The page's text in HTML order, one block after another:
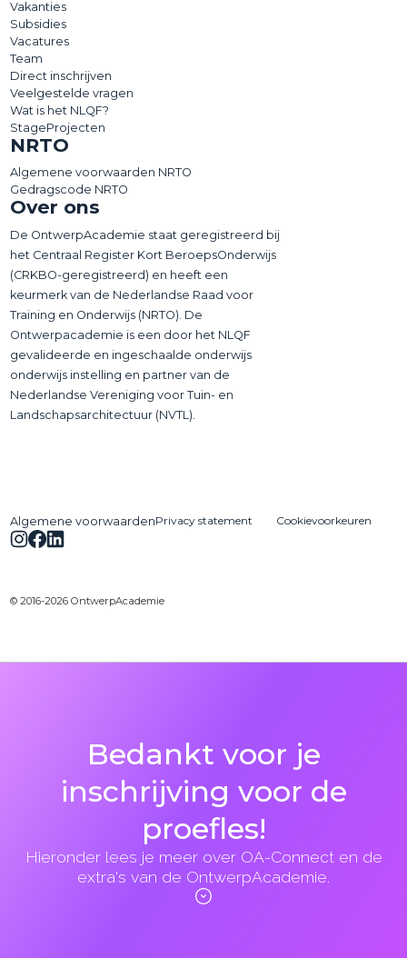
Vakanties
Subsidies
Vacatures
Team
Direct inschrijven
Veelgestelde vragen
Wat is het NLQF?
StageProjecten
NRTO
Algemene voorwaarden NRTO
Gedragscode NRTO
Over ons
De OntwerpAcademie staat geregistreerd bij
het Centraal Register Kort BeroepsOnderwijs
(CRKBO-geregistreerd) en heeft een
keurmerk van de Nederlandse Raad voor
Training en Onderwijs (NRTO). De
Ontwerpacademie is een door het NLQF
gevalideerde en ingeschaalde onderwijs
onderwijs instelling en partner van de
Nederlandse Vereniging voor Tuin- en
Landschapsarchitectuur (NVTL).
Algemene voorwaardenPrivacy statement Cookievoorkeuren
© 2016-2026 OntwerpAcademie
Bedankt voor je
inschrijving voor de
proefles!
Hieronder lees je meer over OA-Connect en de
extra's van de OntwerpAcademie.